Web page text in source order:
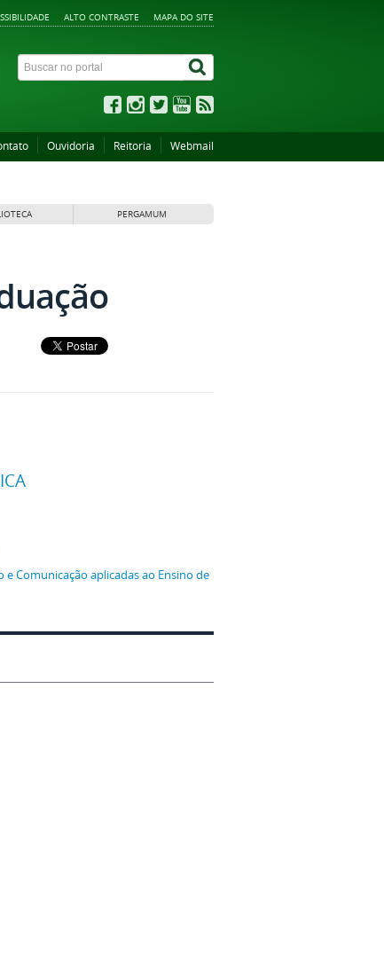
ALTO CONTRASTE MAPA DO SITE
Ouvidoria Reitoria Webmail
PERGAMUM
Comunicação aplicadas ao Ensino de